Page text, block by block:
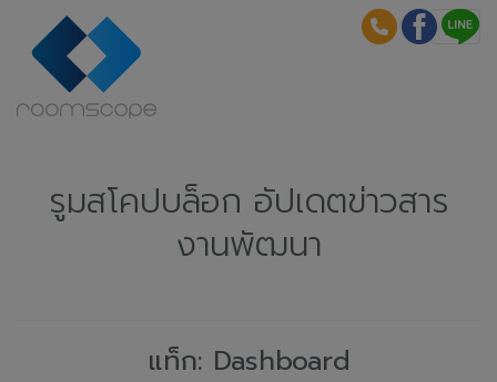
รูมสโคปบล็อก อัปเดตข่าวสาร
งานพัฒนา
แท็ก: Dashboard